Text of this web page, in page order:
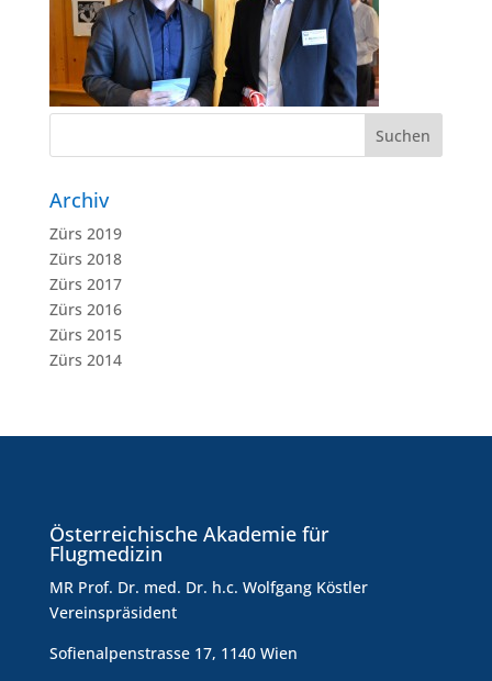
Archiv
Zürs 2019
Zürs 2018
Zürs 2017
Zürs 2016
Zürs 2015
Zürs 2014
Österreichische Akademie für
Flugmedizin
MR Prof. Dr. med. Dr. h.c. Wolfgang Köstler
Vereinspräsident
Sofienalpenstrasse 17, 1140 Wien